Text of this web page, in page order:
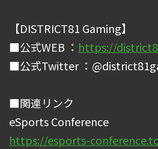
【DISTRICT81 Gaming】
■公式WEB ： https://
■公式Twitter ：
■関連リンク
eSports Conference
https://esports-